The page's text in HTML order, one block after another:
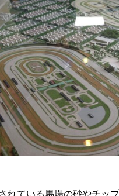
れている馬場の砂やチッ